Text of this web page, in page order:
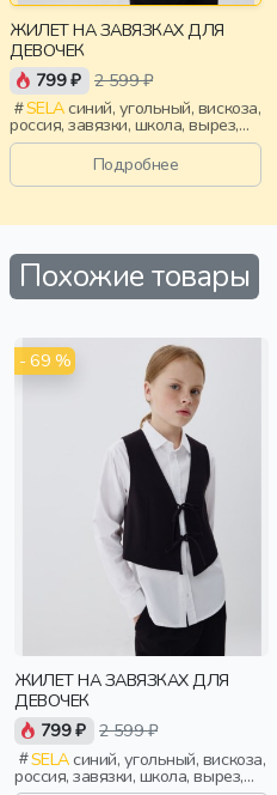
ЖИЛЕТ НА ЗАВЯЗКАХ ДЛЯ
ДЕВОЧЕК
799 ₽ 2 599 ₽
SELAсиний, угольный, вискоза,
россия, завязки, школа, вырез,
девочки, дети
Подробнее
Похожие товары
- 69 %
ЖИЛЕТ НА ЗАВЯЗКАХ ДЛЯ
ДЕВОЧЕК
799 ₽ 2 599 ₽
SELAсиний, угольный, вискоза,
россия, завязки, школа, вырез,